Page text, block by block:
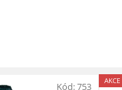
Kód:753 AKCE